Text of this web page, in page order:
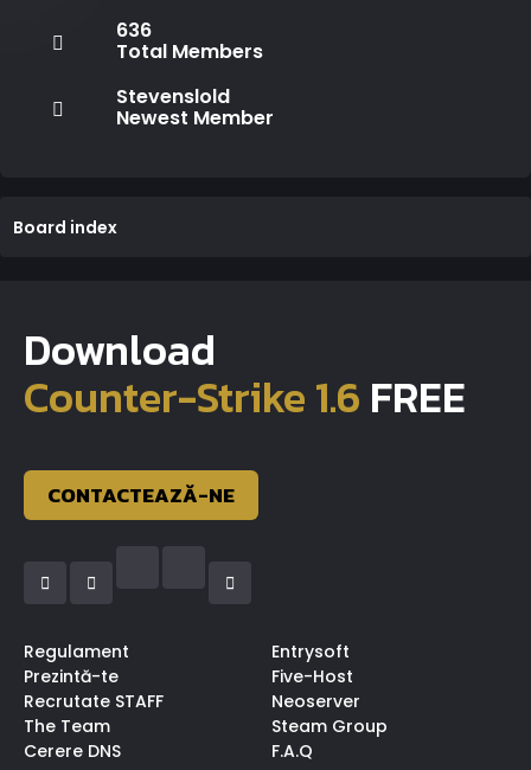
636
Total Members
Stevenslold
Newest Member
Board index
Download
Counter-Strike 1.6 FREE
CONTACTEAZĂ-NE
Regulament
Prezintă-te
Recrutate STAFF
The Team
Cerere DNS
Entrysoft
Five-Host
Neoserver
Steam Group
F.A.Q